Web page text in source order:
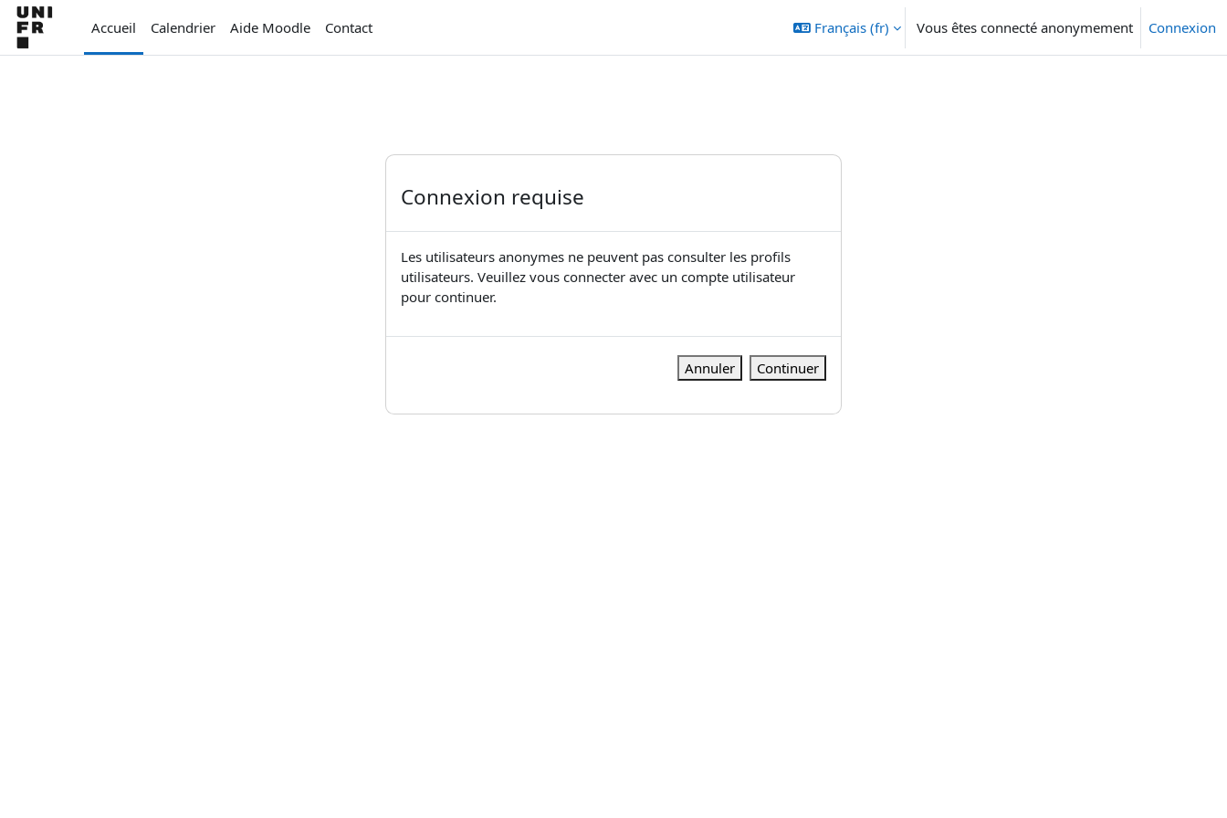
Passer au contenu principal
Accueil
Calendrier Aide Moodle Contact Français ‎(fr)‎ Vous êtes connecté anonymement Connexion
Connexion requise
Les utilisateurs anonymes ne peuvent pas consulter les profils
utilisateurs. Veuillez vous connecter avec un compte utilisateur
pour continuer.
Annuler Continuer